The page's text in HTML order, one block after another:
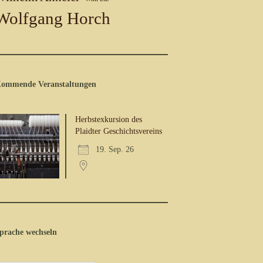
Horch
Veranstaltungen
Herbstexkursion des
Plaidter Geschichtsvereins
19. Sep. 26
wechseln